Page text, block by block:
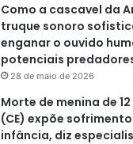
Como a cascavel da
truque sonoro
enganar o ouvido
potenciais
28 de maio de 2026
Morte de menina de
(CE) expõe
infância, diz